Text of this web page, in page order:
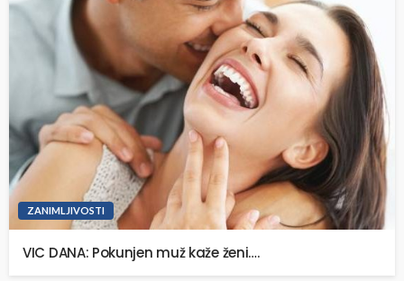
ZANIMLJIVOSTI
VIC DANA: Pokunjen muž kaže ženi….